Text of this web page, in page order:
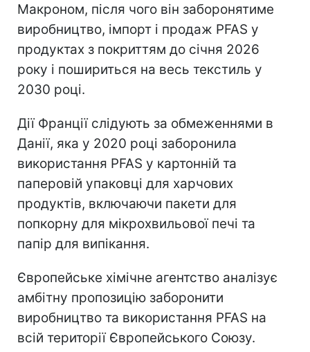
Макроном, після чого він заборонятиме
виробництво, імпорт і продаж PFAS у
продуктах з покриттям до січня 2026
року і пошириться на весь текстиль у
2030 році.
Дії Франції слідують за обмеженнями в
Данії, яка у 2020 році заборонила
використання PFAS у картонній та
паперовій упаковці для харчових
продуктів, включаючи пакети для
попкорну для мікрохвильової печі та
папір для випікання.
Європейське хімічне агентство аналізує
амбітну пропозицію заборонити
виробництво та використання PFAS на
всій території Європейського Союзу.